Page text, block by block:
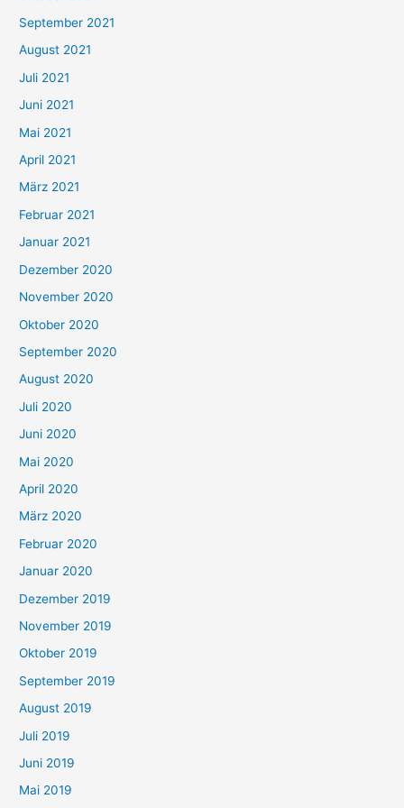
n
n
a
c
h
:
September 2021
August 2021
Juli 2021
Juni 2021
Mai 2021
April 2021
März 2021
Februar 2021
Januar 2021
Dezember 2020
November 2020
Oktober 2020
September 2020
August 2020
Juli 2020
Juni 2020
Mai 2020
April 2020
März 2020
Februar 2020
Januar 2020
Dezember 2019
November 2019
Oktober 2019
September 2019
August 2019
Juli 2019
Juni 2019
Mai 2019